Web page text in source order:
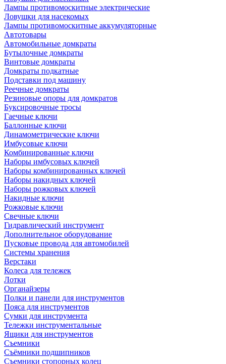
Лампы противомоскитные электрические
Ловушки для насекомых
Лампы противомоскитные аккумуляторные
Автотовары
Автомобильные домкраты
Бутылочные домкраты
Винтовые домкраты
Домкраты подкатные
Подставки под машину
Реечные домкраты
Резиновые опоры для домкратов
Буксировочные тросы
Гаечные ключи
Баллонные ключи
Динамометрические ключи
Имбусовые ключи
Комбинированные ключи
Наборы имбусовых ключей
Наборы комбинированных ключей
Наборы накидных ключей
Наборы рожковых ключей
Накидные ключи
Рожковые ключи
Свечные ключи
Гидравлический инструмент
Дополнительное оборудование
Пусковые провода для автомобилей
Системы хранения
Верстаки
Колеса для тележек
Лотки
Органайзеры
Полки и панели для инструментов
Пояса для инструментов
Сумки для инструмента
Тележки инструментальные
Ящики для инструментов
Съемники
Съёмники подшипников
Съемники стопорных колец